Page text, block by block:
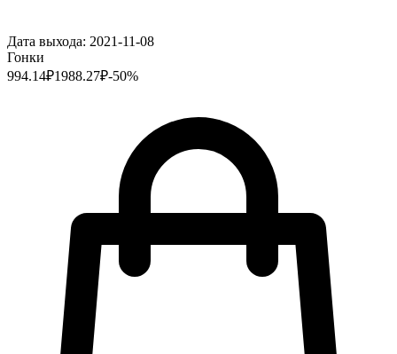
Дата выхода: 2021-11-08
Гонки
994.14₽1988.27₽-50%